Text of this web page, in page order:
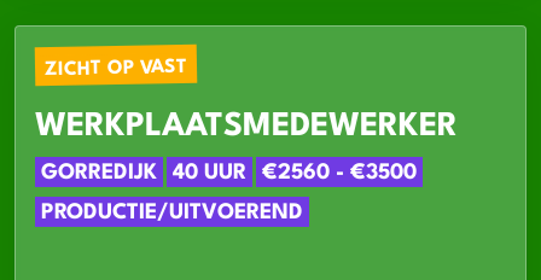
ZICHT OP VAST
WERKPLAATSMEDEWERKER
GORREDIJK 40 UUR
€2560 - €3500
PRODUCTIE/UITVOEREND